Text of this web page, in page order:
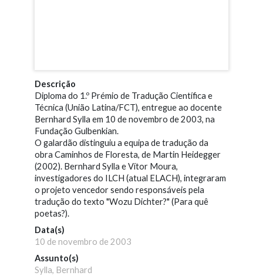
Descrição
Diploma do 1.º Prémio de Tradução Científica e
Técnica (União Latina/FCT), entregue ao docente
Bernhard Sylla em 10 de novembro de 2003, na
Fundação Gulbenkian.
O galardão distinguiu a equipa de tradução da
obra Caminhos de Floresta, de Martin Heidegger
(2002). Bernhard Sylla e Vítor Moura,
investigadores do ILCH (atual ELACH), integraram
o projeto vencedor sendo responsáveis pela
tradução do texto "Wozu Dichter?" (Para quê
poetas?).
Data(s)
10 de novembro de 2003
Assunto(s)
Sylla, Bernhard